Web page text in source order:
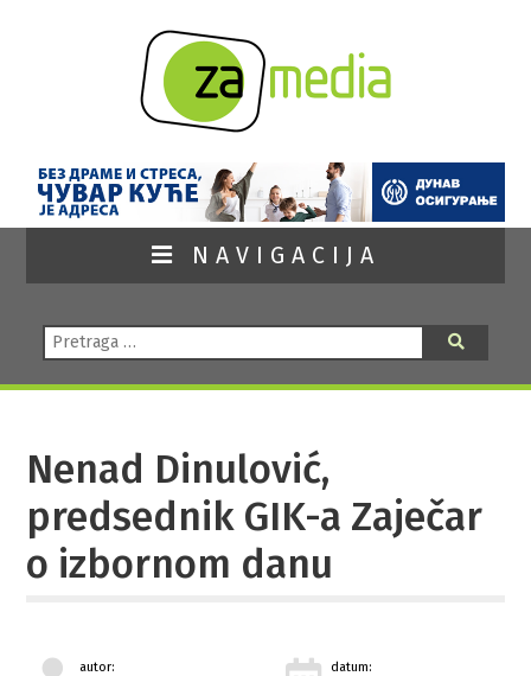
NAVIGACIJA
Pretraga:
Nenad Dinulović,
predsednik GIK-a Zaječar
o izbornom danu
autor: datum: